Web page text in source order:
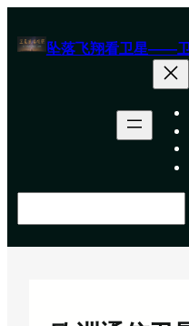
内
坠落飞翔看卫星——